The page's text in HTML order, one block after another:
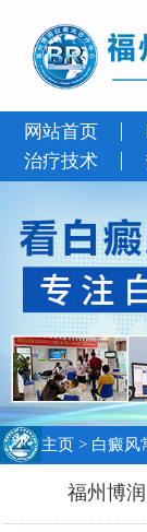
网站首页
治疗技术
主页 > 白癜风
福州博